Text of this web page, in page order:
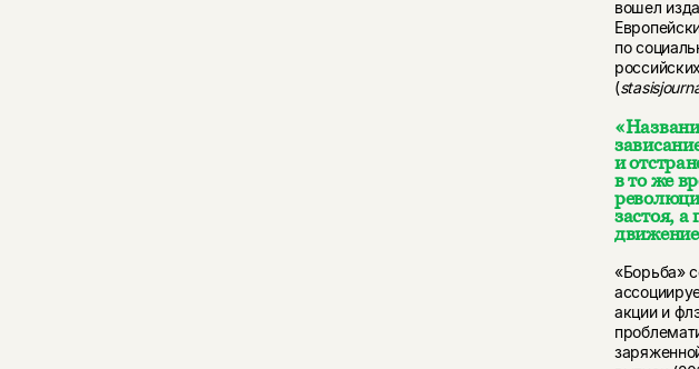
вошел
по
(
и
в то же
застоя, а
«Борьба»
акции и